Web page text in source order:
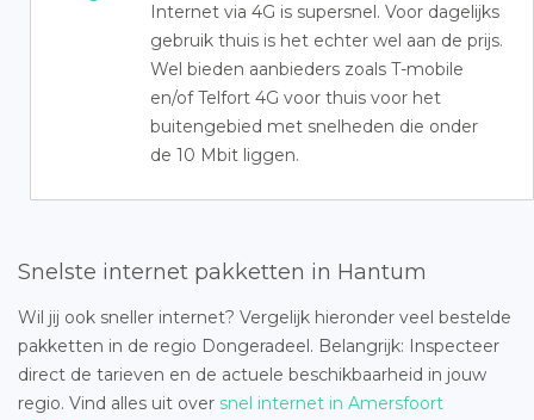
Internet via 4G is supersnel. Voor dagelijks
gebruik thuis is het echter wel aan de prijs.
Wel bieden aanbieders zoals T-mobile
en/of Telfort 4G voor thuis voor het
buitengebied met snelheden die onder
de 10 Mbit liggen.
Snelste internet pakketten in Hantum
Wil jij ook sneller internet? Vergelijk hieronder veel bestelde
pakketten in de regio Dongeradeel. Belangrijk: Inspecteer
direct de tarieven en de actuele beschikbaarheid in jouw
regio. Vind alles uit over snel internet in Amersfoort